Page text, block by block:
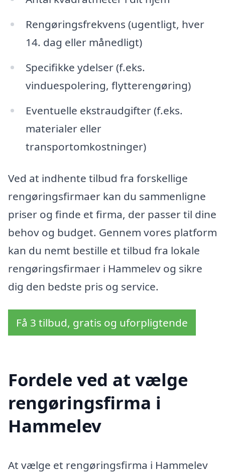
Rengøringsfrekvens (ugentligt, hver
14. dag eller månedligt)
Specifikke ydelser (f.eks.
vinduespolering, flytterengøring)
Eventuelle ekstraudgifter (f.eks.
materialer eller
transportomkostninger)
Ved at indhente tilbud fra forskellige
rengøringsfirmaer kan du sammenligne
priser og finde et firma, der passer til dine
behov og budget. Gennem vores platform
kan du nemt bestille et tilbud fra lokale
rengøringsfirmaer i Hammelev og sikre
dig den bedste pris og service.
Få 3 tilbud, gratis og uforpligtende
Fordele ved at vælge
rengøringsfirma i
Hammelev
At vælge et rengøringsfirma i Hammelev